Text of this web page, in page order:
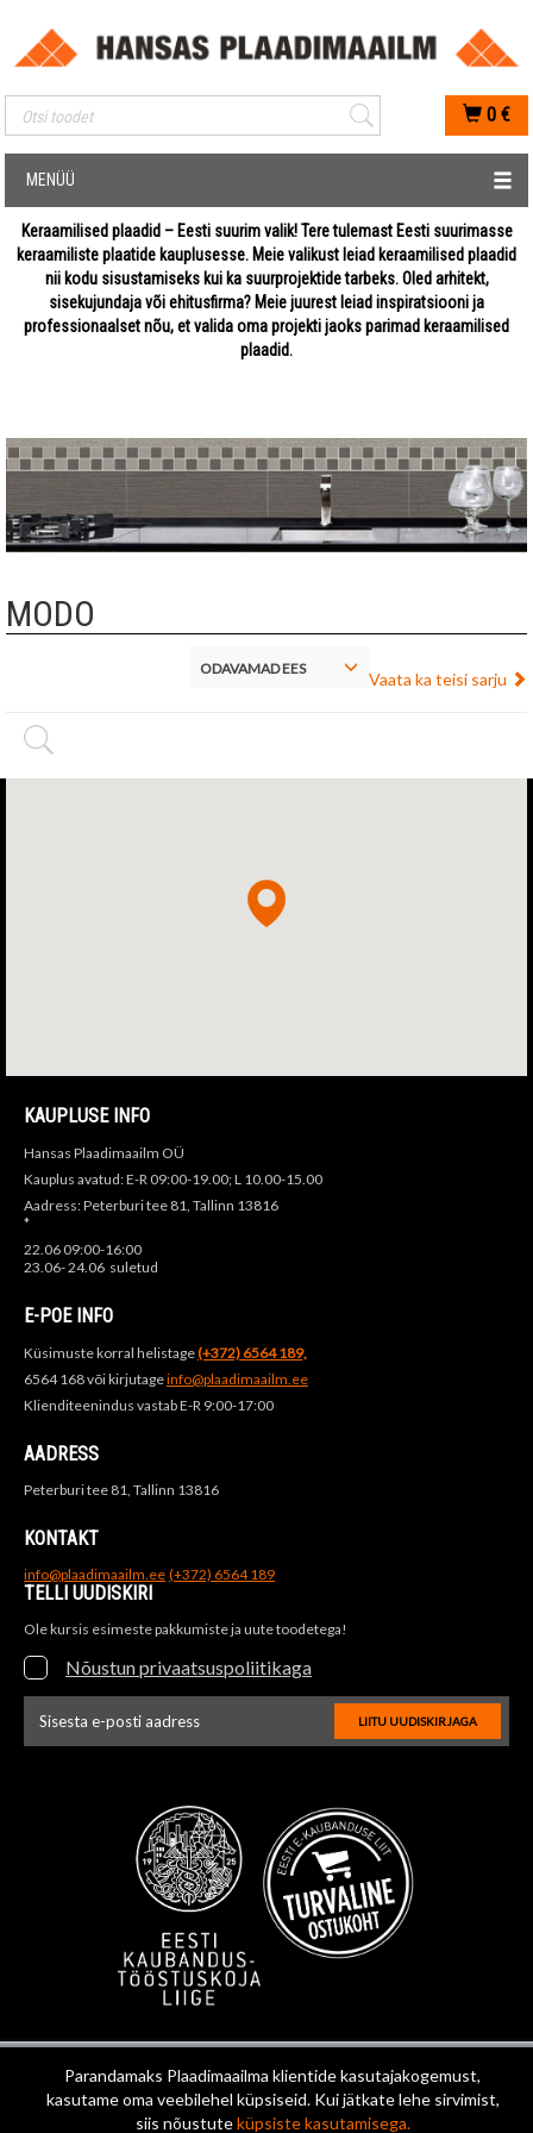
Parandamaks Plaadimaailma klientide kasutajakogemust,
kasutame oma veebilehel küpsiseid. Kui jätkate lehe sirvimist,
siis nõustuteküpsiste kasutamisega.
Mobiilis otsimise sisestus
0 €
MENÜÜ
Keraamilised plaadid – Eesti suurim valik! Tere tulemast Eesti suurimasse
keraamiliste plaatide kauplusesse. Meie valikust leiad keraamilised plaadid
nii kodu sisustamiseks kui ka suurprojektide tarbeks. Oled arhitekt,
sisekujundaja või ehitusfirma? Meie juurest leiad inspiratsiooni ja
professionaalset nõu, et valida oma projekti jaoks parimad keraamilised
plaadid.
MODO
Vaata ka teisi sarju
ODAVAMAD EES
KAUPLUSE INFO
Hansas Plaadimaailm OÜ
Kauplus avatud: E-R 09:00-19.00; L 10.00-15.00
Aadress: Peterburi tee 81, Tallinn 13816
*
22.06 09:00-16:00
23.06- 24.06 suletud
E-POE INFO
Küsimuste korral helistage(+372) 6564 189,
6564 168 või kirjutageinfo@plaadimaailm.ee
Klienditeenindus vastab E-R 9:00-17:00
AADRESS
Peterburi tee 81, Tallinn 13816
KONTAKT
info@plaadimaailm.ee (+372) 6564 189
TELLI UUDISKIRI
Ole kursis esimeste pakkumiste ja uute toodetega!
Nõustun privaatsuspoliitikaga
LIITU UUDISKIRJAGA